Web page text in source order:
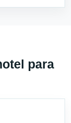
para